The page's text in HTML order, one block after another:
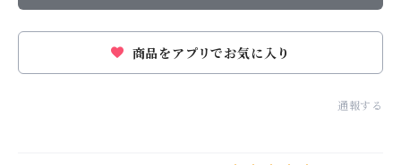
商品をアプリでお気に入り
通報する